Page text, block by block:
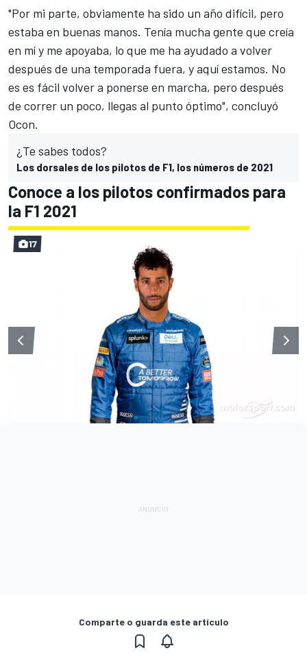
"Por mi parte, obviamente ha sido un año difícil, pero
estaba en buenas manos. Tenía mucha gente que creía
en mí y me apoyaba, lo que me ha ayudado a volver
después de una temporada fuera, y aquí estamos. No
es es fácil volver a ponerse en marcha, pero después
de correr un poco, llegas al punto óptimo", concluyó
Ocon.
¿Te sabes todos?
Los dorsales de los pilotos de F1, los números de 2021
Conoce a los pilotos confirmados para
la F1 2021
17
Comparte o guarda este artículo